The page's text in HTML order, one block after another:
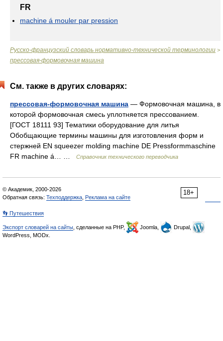
FR
machine á mouler par pression
Русско-французский словарь нормативно-технической терминологии >
прессовая-формовочная машина
См. также в других словарях:
прессовая-формовочная машина — Формовочная машина, в
которой формовочная смесь уплотняется прессованием.
[ГОСТ 18111 93] Тематики оборудование для литья
Обобщающие термины машины для изготовления форм и
стержней EN squeezer molding machine DE Pressformmaschine
FR machine á… …
Справочник технического переводчика
18+
© Академик, 2000-2026
Обратная связь: Техподдержка Реклама на сайте
👣 Путешествия
Экспорт словарей на сайты , сделанные на PHP, Joomla,
Drupal,
WordPress, MODx.